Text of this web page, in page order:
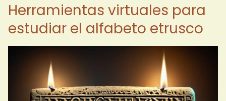
Herramientas virtuales para
estudiar el alfabeto etrusco